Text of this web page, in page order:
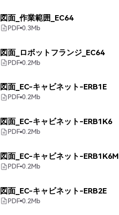
図面_作業範囲_EC64
PDF 0.3Mb
図面_ロボットフランジ_EC64
PDF 0.2Mb
図面_EC-キャビネット-ERB1E
PDF 0.2Mb
図面_EC-キャビネット-ERB1K6
PDF 0.2Mb
図面_EC-キャビネット-ERB1K6M
PDF 0.2Mb
図面_EC-キャビネット-ERB2E
PDF 0.2Mb